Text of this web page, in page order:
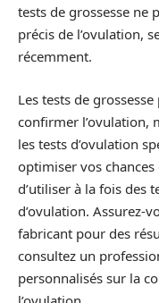
tests de grossesse ne
précis de l’ovulation,
récemment.
Les tests de
confirmer l’ovulation,
les tests d’ovulation
optimiser vos
d’utiliser à la fois des
d’ovulation. Assurez-
fabricant pour des
consultez un
personnalisés sur la